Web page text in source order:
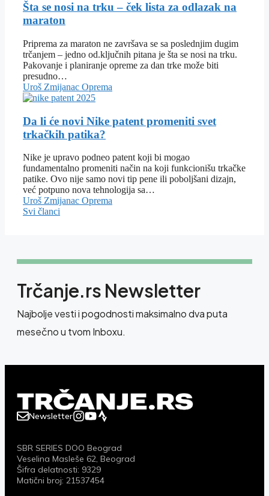
Šta se nosi na trku – ček lista za odlazak na
maraton
Priprema za maraton ne završava se sa poslednjim dugim
trčanjem – jedno od.ključnih pitana je šta se nosi na trku.
Pakovanje i planiranje opreme za dan trke može biti
presudno…
Uroš Zmijanac Oprema
Da li će novi Nike patent promeniti svet
trkačkih patika?
Nike je upravo podneo patent koji bi mogao
fundamentalno promeniti način na koji funkcionišu trkačke
patike. Ovo nije samo novi tip pene ili poboljšani dizajn,
već potpuno nova tehnologija sa…
Uroš Zmijanac Oprema
Svi članci
Trčanje.rs Newsletter
Najbolje vesti i pogodnosti maksimalno dva puta
mesečno u tvom Inboxu.
Newsletter
SBR SERIES DOO Beograd
Veselina Masleše 62, Beograd
Šifra delatnosti: 9329
Matični broj: 21537454